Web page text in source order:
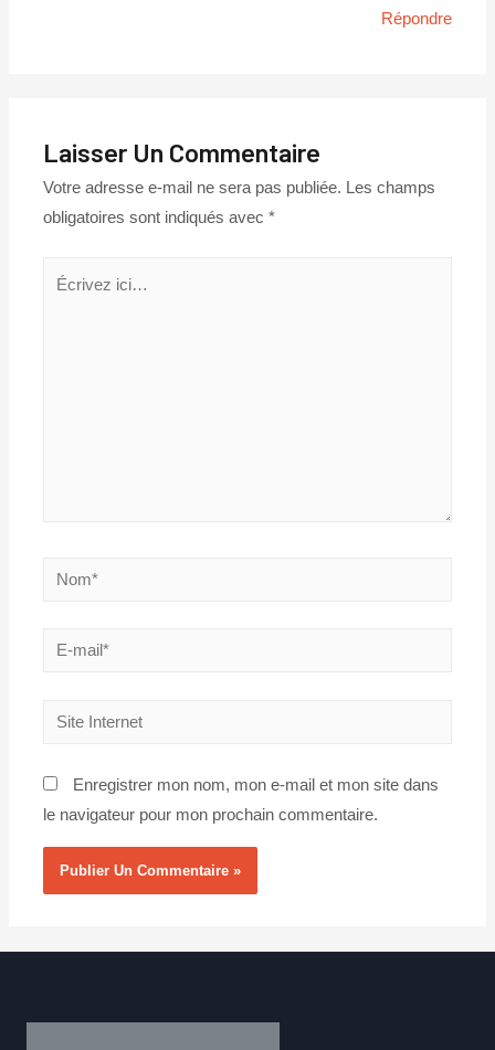
Répondre
Laisser Un Commentaire
Votre adresse e-mail ne sera pas publiée. Les champs
obligatoires sont indiqués avec*
Nom*
E-
Site
Enregistrer mon nom, mon e-mail et mon site dans
le navigateur pour mon prochain commentaire.